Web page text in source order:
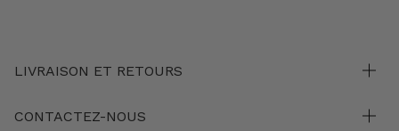
LIVRAISON ET RETOURS
CONTACTEZ-NOUS